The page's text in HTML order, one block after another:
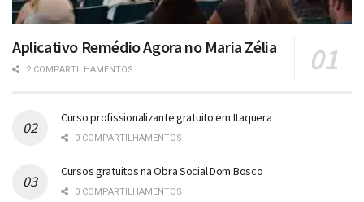
Aplicativo Remédio Agora no Maria Zélia
2 COMPARTILHAMENTOS
Curso profissionalizante gratuito em Itaquera
0 COMPARTILHAMENTOS
Cursos gratuitos na Obra Social Dom Bosco
0 COMPARTILHAMENTOS